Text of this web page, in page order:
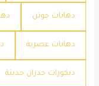
دهانات جوتن
دهانات عصرية
ديكورات جدران حديثة